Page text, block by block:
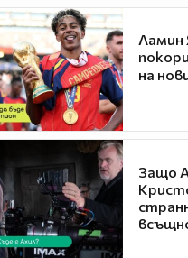
на
Защо